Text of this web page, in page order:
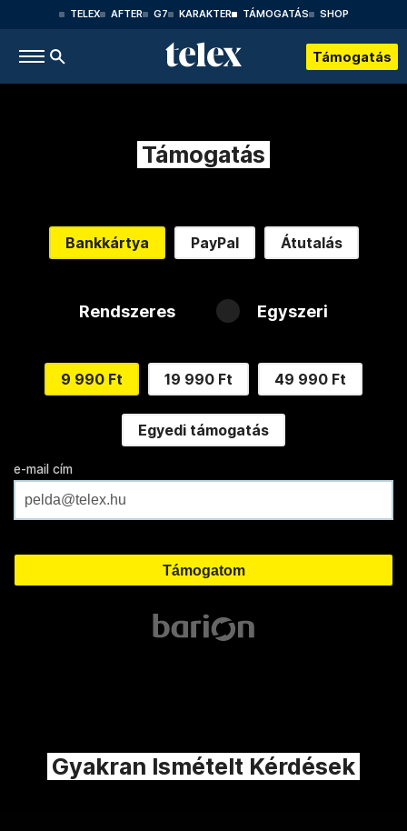
TELEX AFTER G7 KARAKTER TÁMOGATÁS SHOP
Támogatás
Támogatás
Bankkártya PayPal Átutalás
Rendszeres Egyszeri
9 990 Ft 19 990 Ft 49 990 Ft
Egyedi támogatás
e-mail cím
Gyakran Ismételt Kérdések